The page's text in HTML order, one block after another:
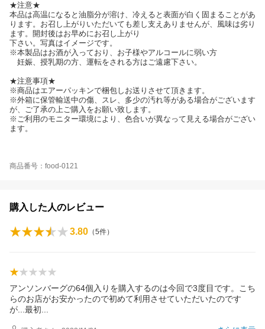
★注意★
本品は高温になると油脂分が溶け、冷えると表面が白く固まることがあ
ります。お召し上がりいただいても差し支えありませんが、風味は劣り
ます。開封後はお早めにお召し上がり
下さい。写真はイメージです。
※本製品はお酒が入っており、お子様やアルコールに弱い方
妊娠、授乳期の方、運転をされる方はご遠慮下さい。
★注意事項★
※商品はエアーパッキンで梱包しお送りさせて頂きます。
※外箱に保管輸送中の傷、スレ、多少の汚れ等がある場合がございます
が、ご了承の上ご購入をお願い致します。
※ご利用のモニター環境により、色合いが異なって見える場合がござい
ます。
商品番号：food-0121
購入した人のレビュー
3.80 （5件）
アンソンバーグの64個入りを購入するのは今回で3度目です。こち
らのお店がお安かったので初めて利用させていただいたのです
が...最初